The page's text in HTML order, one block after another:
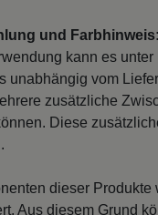
und Farbhinweis:
kann es unter
unabhängig vom
zusätzliche
Diese
dieser Produkte
Aus diesem Grund